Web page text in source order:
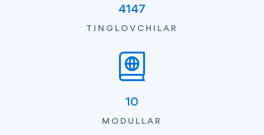
4147
TINGLOVCHILAR
10
MODULLAR